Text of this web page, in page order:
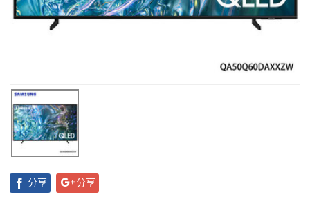
分享 分享